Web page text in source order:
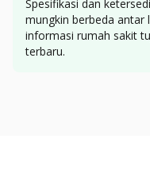
Spesifikasi dan
mungkin berbeda antar
informasi rumah sakit
terbaru.